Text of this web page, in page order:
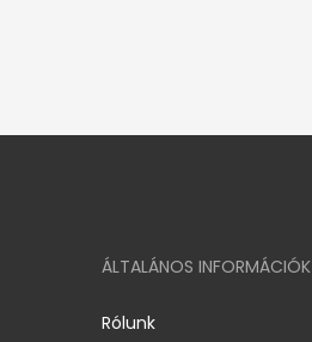
ÁLTALÁNOS INFORMÁCIÓK
Rólunk